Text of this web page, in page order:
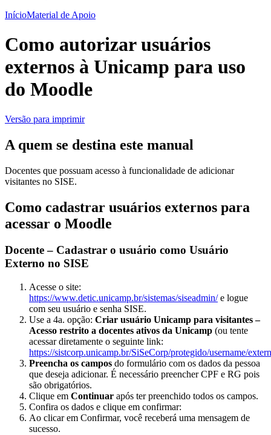
InícioMaterial de Apoio
Como autorizar usuários
externos à Unicamp para uso
do Moodle
Versão para imprimir
A quem se destina este manual
Docentes que possuam acesso à funcionalidade de adicionar
visitantes no SISE.
Como cadastrar usuários externos para
acessar o Moodle
Docente – Cadastrar o usuário como Usuário
Externo no SISE
Acesse o site:
https://www.detic.unicamp.br/sistemas/siseadmin/e logue
com seu usuário e senha SISE.
Use a 4a. opção: Criar usuário Unicamp para visitantes –
Acesso restrito a docentes ativos da Unicamp (ou tente
acessar diretamente o seguinte link:
https://sistcorp.unicamp.br/SiSeCorp/protegido/username/
Preencha os campos do formulário com os dados da pessoa
que deseja adicionar. É necessário preencher CPF e RG pois
são obrigatórios.
Clique em Continuar após ter preenchido todos os campos.
Confira os dados e clique em confirmar:
Ao clicar em Confirmar, você receberá uma mensagem de
sucesso.